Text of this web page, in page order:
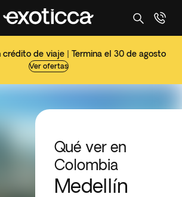
crédito de viaje | Termina el 30 de agosto
Ver ofertas
Qué ver en
Colombia
Medellín